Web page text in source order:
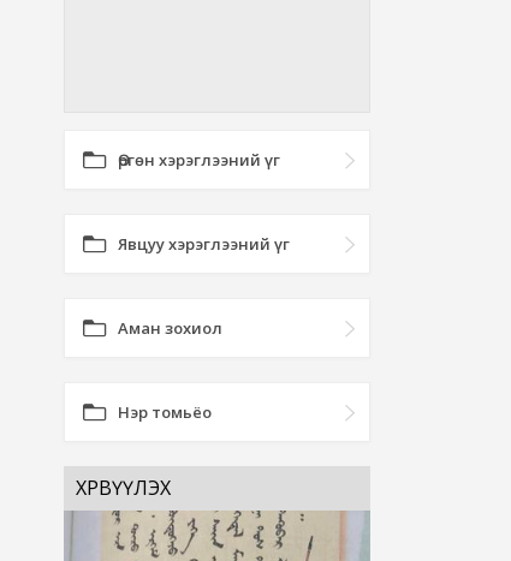
Өргөн хэрэглээний үг
Явцуу хэрэглээний үг
Аман зохиол
Нэр томьёо
ХӨРВҮҮЛЭХ